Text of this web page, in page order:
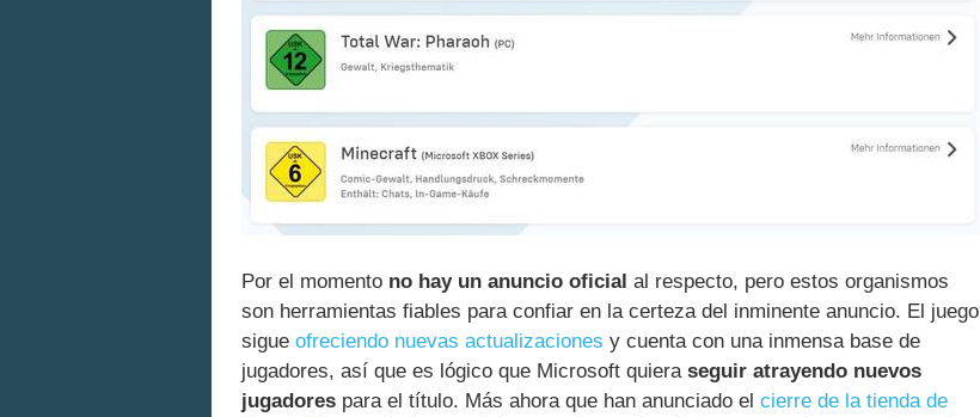
Por el momento no hay un anuncio oficial al respecto, pero estos organismos
son herramientas fiables para confiar en la certeza del inminente anuncio. El juego
sigue ofreciendo nuevas actualizaciones y cuenta con una inmensa base de
jugadores, así que es lógico que Microsoft quiera seguir atrayendo nuevos
jugadores para el título. Más ahora que han anunciado el cierre de la tienda de